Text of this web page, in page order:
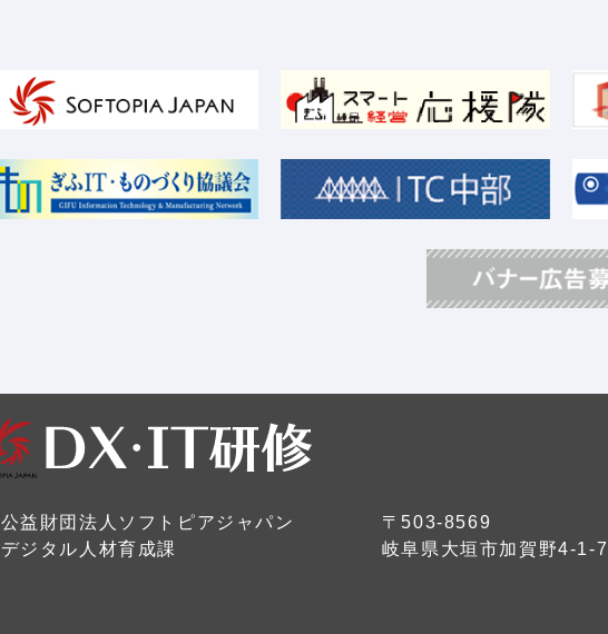
公益財団法人ソフトピアジャパン
デジタル人材育成課
〒503-8569
岐阜県大垣市加賀野4-1-7